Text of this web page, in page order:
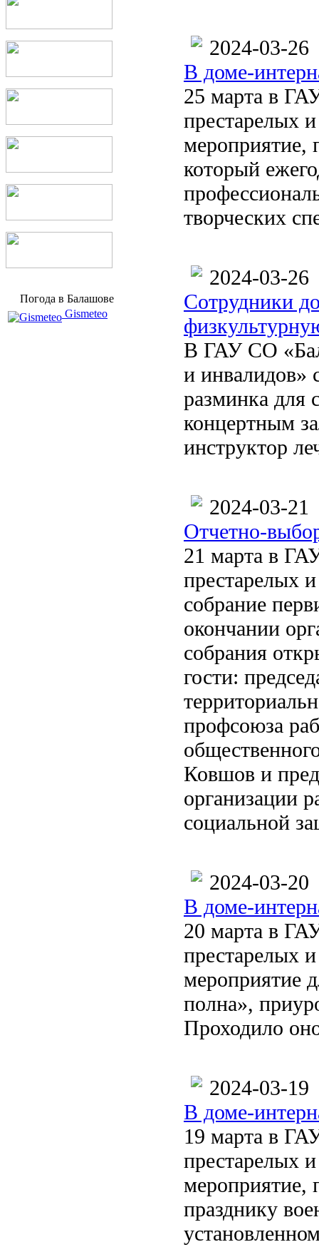
Погода в Балашове
Gismeteo
2024-03-26
В доме-
25 марта в
престарелых
мероприятие,
который
творческих
2024-03-26
Сотрудники
В ГАУ СО
и инвалидов»
разминка для
концертным
инструктор
2024-03-21
Отчетно-
21 марта в
престарелых
собрание
окончании
собрания
гости:
профсоюза
Ковшов и
организации
социальной
2024-03-20
В доме-
20 марта в
престарелых
мероприятие
полна»,
Проходило
2024-03-19
В доме-
19 марта в
престарелых
мероприятие,
празднику